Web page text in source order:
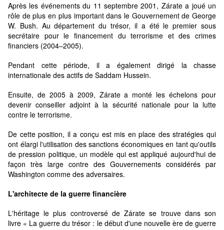
Après les événements du 11 septembre 2001, Zárate a joué un
rôle de plus en plus important dans le Gouvernement de George
W. Bush. Au département du trésor, il a été le premier sous
secrétaire pour le financement du terrorisme et des crimes
financiers (2004–2005).
Pendant cette période, il a également dirigé la chasse
internationale des actifs de Saddam Hussein.
Ensuite, de 2005 à 2009, Zárate a monté les échelons pour
devenir conseiller adjoint à la sécurité nationale pour la lutte
contre le terrorisme.
De cette position, il a conçu est mis en place des stratégies qui
ont élargi l'utilisation des sanctions économiques en tant qu'outils
de pression politique, un modèle qui est appliqué aujourd'hui de
façon très large contre des Gouvernements considérés par
Washington comme des adversaires.
L'architecte de la guerre financière
L'héritage le plus controversé de Zárate se trouve dans son
livre « La guerre du trésor : le début d'une nouvelle ère de guerre